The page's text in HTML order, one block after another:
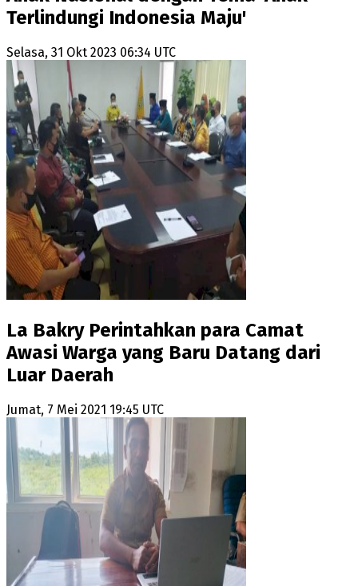
Terlindungi Indonesia Maju'
Selasa, 31 Okt 2023 06:34 UTC
La Bakry Perintahkan para Camat
Awasi Warga yang Baru Datang dari
Luar Daerah
Jumat, 7 Mei 2021 19:45 UTC